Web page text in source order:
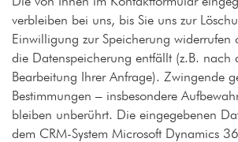
verbleiben bei uns, bis Sie uns zur
Einwilligung zur Speicherung widerrufen
die Datenspeicherung entfällt (z.B. nach
Bearbeitung Ihrer Anfrage). Zwingende
Bestimmungen – insbesondere
bleiben unberührt. Die eingegebenen
dem CRM-System Microsoft Dynamics